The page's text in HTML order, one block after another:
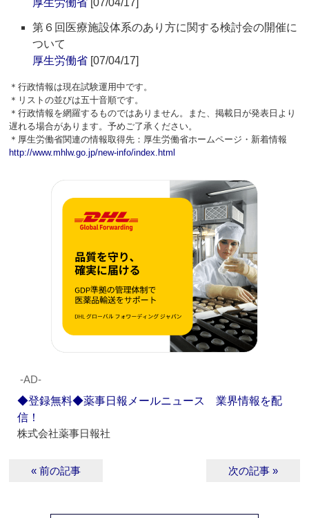
厚生労働省 [07/04/17]
第６回医療施設体系のあり方に関する検討会の開催に
ついて
厚生労働省 [07/04/17]
＊行政情報は現在試験運用中です。
＊リストの並びは五十音順です。
＊行政情報を網羅するものではありません。また、掲載日が発表日より
遅れる場合があります。予めご了承ください。
＊厚生労働省関連の情報取得先：厚生労働省ホームページ・新着情報
http://www.mhlw.go.jp/new-info/index.html
‐AD‐
◆登録無料◆薬事日報メールニュース 業界情報を配
信！
株式会社薬事日報社
« 前の記事 次の記事 »